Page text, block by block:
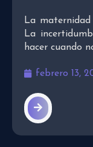
La
La
hacer cuando
febrero 13,